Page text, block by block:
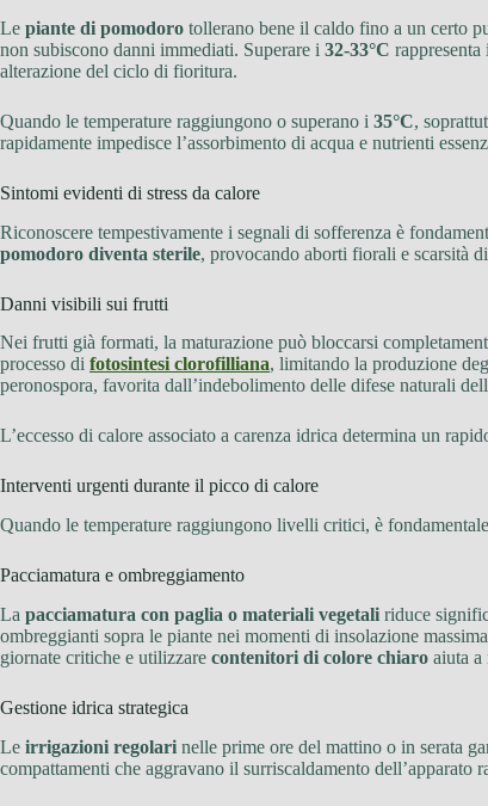
Le piante di pomodoro tollerano bene il caldo fino a un certo
non subiscono danni immediati. Superare i 32-33°C rappresenta
alterazione del ciclo di fioritura.
Quando le temperature raggiungono o superano i 35°C,
rapidamente impedisce l’assorbimento di acqua e nutrienti
Sintomi evidenti di stress da calore
Riconoscere tempestivamente i segnali di sofferenza è
pomodoro diventa sterile, provocando aborti fiorali e scarsità
Danni visibili sui frutti
Nei frutti già formati, la maturazione può bloccarsi
processo di fotosintesi clorofilliana, limitando la produzione
peronospora, favorita dall’indebolimento delle difese naturali
L’eccesso di calore associato a carenza idrica determina un
Interventi urgenti durante il picco di calore
Quando le temperature raggiungono livelli critici, è
Pacciamatura e ombreggiamento
La pacciamatura con paglia o materiali vegetali riduce
ombreggianti sopra le piante nei momenti di insolazione
giornate critiche e utilizzare contenitori di colore chiaro aiuta a
Gestione idrica strategica
Le irrigazioni regolari nelle prime ore del mattino o in serata
compattamenti che aggravano il surriscaldamento